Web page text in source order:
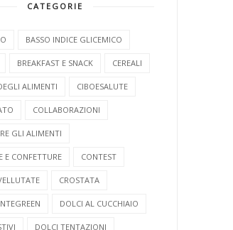
CATEGORIE
BASSO INDICE GLICEMICO
BREAKFAST E SNACK CEREALI
ALIMENTI CIBOESALUTE
COLLABORAZIONI
GLI ALIMENTI
E CONFETTURE CONTEST
CROSTATA
DOLCI AL CUCCHIAIO
DOLCI TENTAZIONI